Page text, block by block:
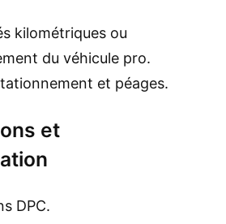
kilométriques ou
du véhicule pro.
et péages.
et
DPC.